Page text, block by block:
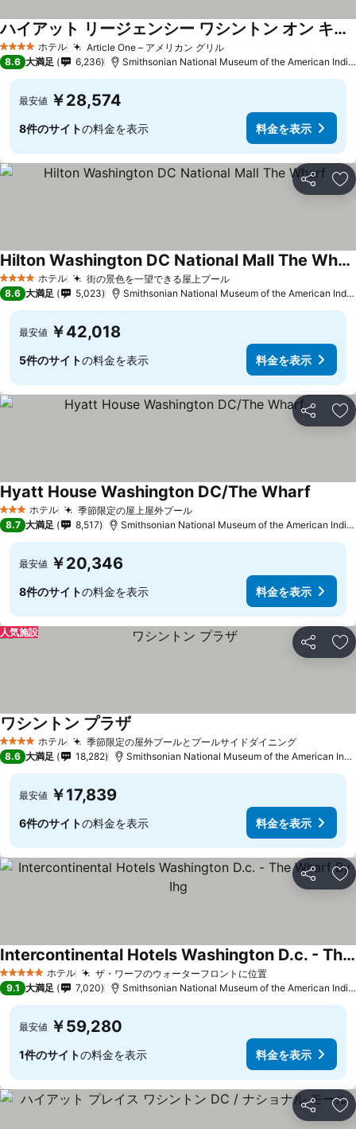
4 ホテルのランク
ホテル Article One – アメリカン グリル
ハイアット リージェンシー ワシントン オン キャピタル ヒル
8.6 大満足 6,236 Smithsonian National Museum of the American Indianまで0.9 km
最安値 ￥28,574
8件のサイトの料金を表示 料金を表示
シェア お
4 ホテルのランク
ホテル 街の景色を一望できる屋上プール
Hilton Washington DC National Mall The Wharf
8.6 大満足 5,023 Smithsonian National Museum of the American Indianまで0.8 km
最安値 ￥42,018
5件のサイトの料金を表示 料金を表示
シェア お
3 ホテルのランク
ホテル 季節限定の屋上屋外プール
Hyatt House Washington DC/The Wharf
8.7 大満足 8,517 Smithsonian National Museum of the American Indianまで1.2 km
最安値 ￥20,346
8件のサイトの料金を表示 料金を表示
シェア お
人気施設
4 ホテルのランク
ホテル 季節限定の屋外プールとプールサイドダイニング
ワシントン プラザ
8.6 大満足 18,282 Smithsonian National Museum of the American Indianまで2.4 km
最安値 ￥17,839
6件のサイトの料金を表示 料金を表示
シェア お
5 ホテルのランク
ホテル ザ・ワーフのウォーターフロントに位置
Intercontinental Hotels Washington D.c. - The Wharf By Ihg
9.1 大満足 7,020 Smithsonian National Museum of the American Indianまで1.2 km
最安値 ￥59,280
1件のサイトの料金を表示 料金を表示
シェア お